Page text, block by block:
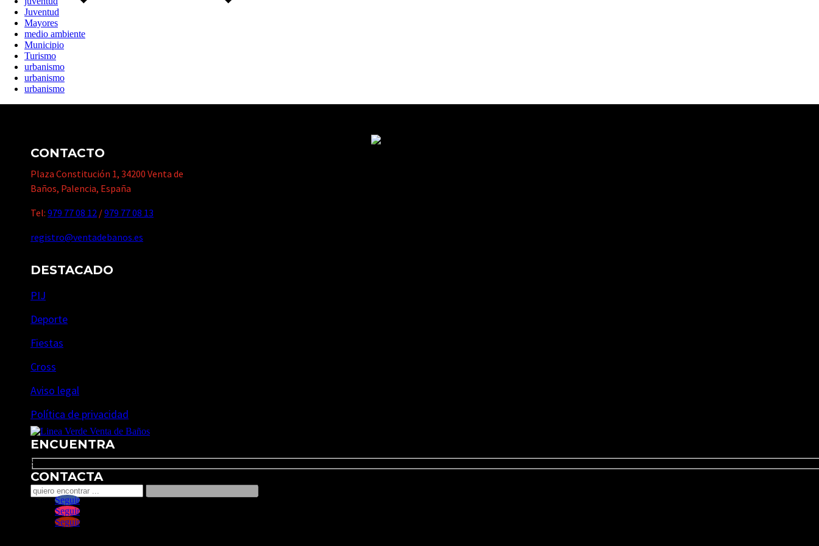
Juventud
Mayores
medio ambiente
Municipio
Turismo
urbanismo
urbanismo
urbanismo
CONTACTO
Plaza Constitución 1, 34200 Venta de
Baños, Palencia, España
Tel: 979 77 08 12 /979 77 08 13
registro@ventadebanos.es
DESTACADO
PIJ
Deporte
Fiestas
Cross
Aviso legal
Política de privacidad
ENCUENTRA
Search
CONTACTA
Seguir
Seguir
Seguir